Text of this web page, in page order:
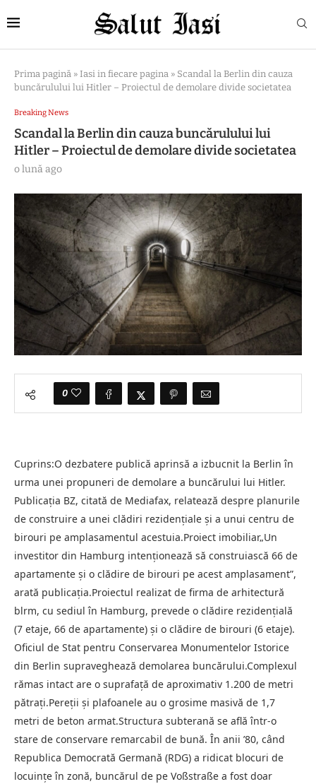
Prima pagină » Iasi in fiecare pagina » Scandal la Berlin din cauza
buncărulului lui Hitler – Proiectul de demolare divide societatea
Breaking News
Scandal la Berlin din cauza buncărulului lui
Hitler – Proiectul de demolare divide societatea
o lună ago
0
Cuprins:O dezbatere publică aprinsă a izbucnit la Berlin în
urma unei propuneri de demolare a buncărului lui Hitler.
Publicația BZ, citată de Mediafax, relatează despre planurile
de construire a unei clădiri rezidențiale și a unui centru de
birouri pe amplasamentul acestuia.Proiect imobiliar„Un
investitor din Hamburg intenționează să construiască 66 de
apartamente și o clădire de birouri pe acest amplasament”,
arată publicația.Proiectul realizat de firma de arhitectură
blrm, cu sediul în Hamburg, prevede o clădire rezidențială
(7 etaje, 66 de apartamente) și o clădire de birouri (6 etaje).
Oficiul de Stat pentru Conservarea Monumentelor Istorice
din Berlin supraveghează demolarea buncărului.Complexul
rămas intact are o suprafață de aproximativ 1.200 de metri
pătrați.Pereții și plafoanele au o grosime masivă de 1,7
metri de beton armat.Structura subterană se află într-o
stare de conservare remarcabil de bună. În anii ’80, când
Republica Democrată Germană (RDG) a ridicat blocuri de
locuințe în zonă, buncărul de pe Voßstraße a fost doar